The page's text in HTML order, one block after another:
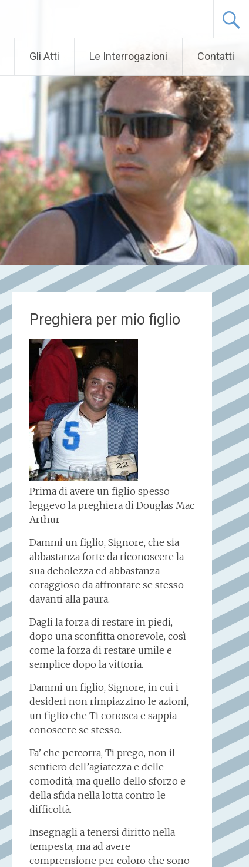
Gli Atti Le Interrogazioni Contatti
Preghiera per mio figlio
Prima di avere un figlio spesso
leggevo la preghiera di Douglas Mac
Arthur
Dammi un figlio, Signore, che sia
abbastanza forte da riconoscere la
sua debolezza ed abbastanza
coraggioso da affrontare se stesso
davanti alla paura.
Dagli la forza di restare in piedi,
dopo una sconfitta onorevole, così
come la forza di restare umile e
semplice dopo la vittoria.
Dammi un figlio, Signore, in cui i
desideri non rimpiazzino le azioni,
un figlio che Ti conosca e sappia
conoscere se stesso.
Fa’ che percorra, Ti prego, non il
sentiero dell’agiatezza e delle
comodità, ma quello dello sforzo e
della sfida nella lotta contro le
difficoltà.
Insegnagli a tenersi diritto nella
tempesta, ma ad avere
comprensione per coloro che sono